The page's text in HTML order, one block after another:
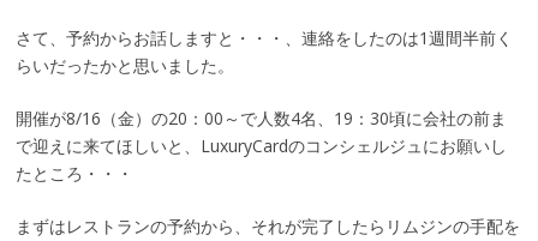
さて、予約からお話しますと・・・、連絡をしたのは1週間半前く
らいだったかと思いました。
開催が8/16（金）の20：00～で人数4名、19：30頃に会社の前ま
で迎えに来てほしいと、LuxuryCardのコンシェルジュにお願いし
たところ・・・
まずはレストランの予約から、それが完了したらリムジンの手配を